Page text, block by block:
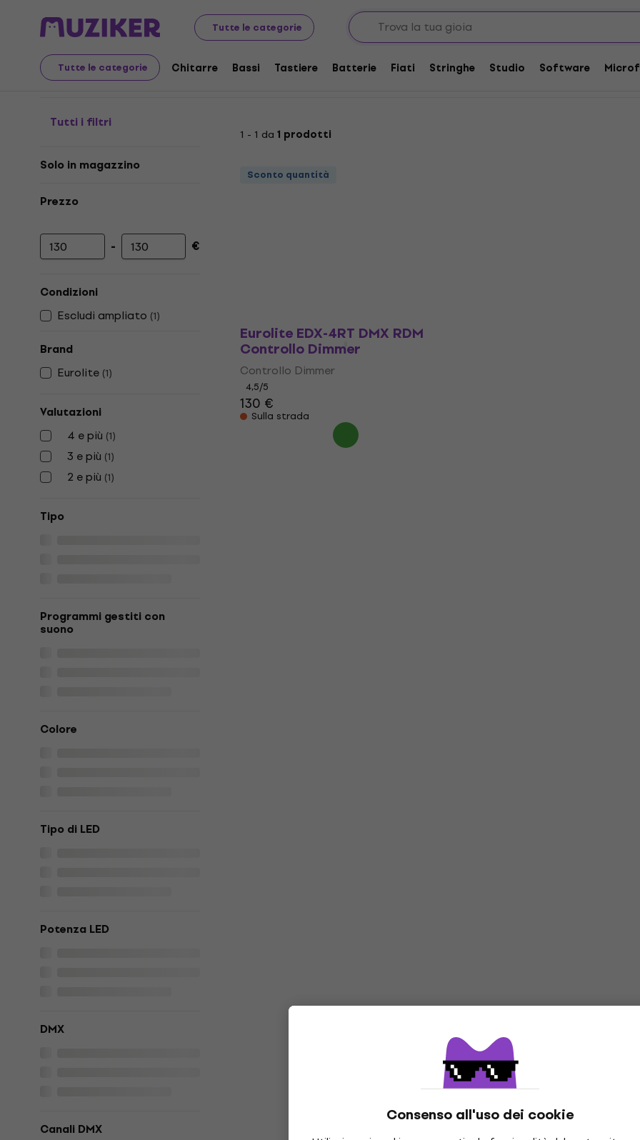
Tutte le categorie
Tutte le categorie Chitarre Bassi Tastiere Batterie Fiati Stringhe Studio Software
Consenso all'uso dei cookie
Strumenti musicali Luci Controlli e variatori di luce Controlli Dimmer
Controlli Dimmer
Tutti i filtri
Solo in magazzino
Prezzo
Prezzo minimo
- Prezzo massimo
€
Condizioni
Escludi ampliato (1)
Brand
Eurolite (1)
Valutazioni
4 e più (1)
3 e più (1)
2 e più (1)
Tipo
Programmi gestiti con
suono
Colore
Tipo di LED
Potenza LED
DMX
Canali DMX
1 - 1 da 1 prodotti
Sconto quantità
Eurolite EDX-4RT DMX RDM
Controllo Dimmer
Controllo Dimmer
4,5/5
130 €
Sulla strada